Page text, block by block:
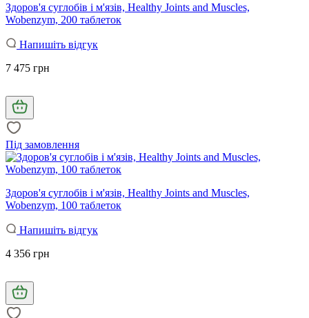
Здоров'я суглобів і м'язів, Healthy Joints and Muscles,
Wobenzym, 200 таблеток
Напишіть відгук
7 475 грн
Під замовлення
Здоров'я суглобів і м'язів, Healthy Joints and Muscles,
Wobenzym, 100 таблеток
Напишіть відгук
4 356 грн